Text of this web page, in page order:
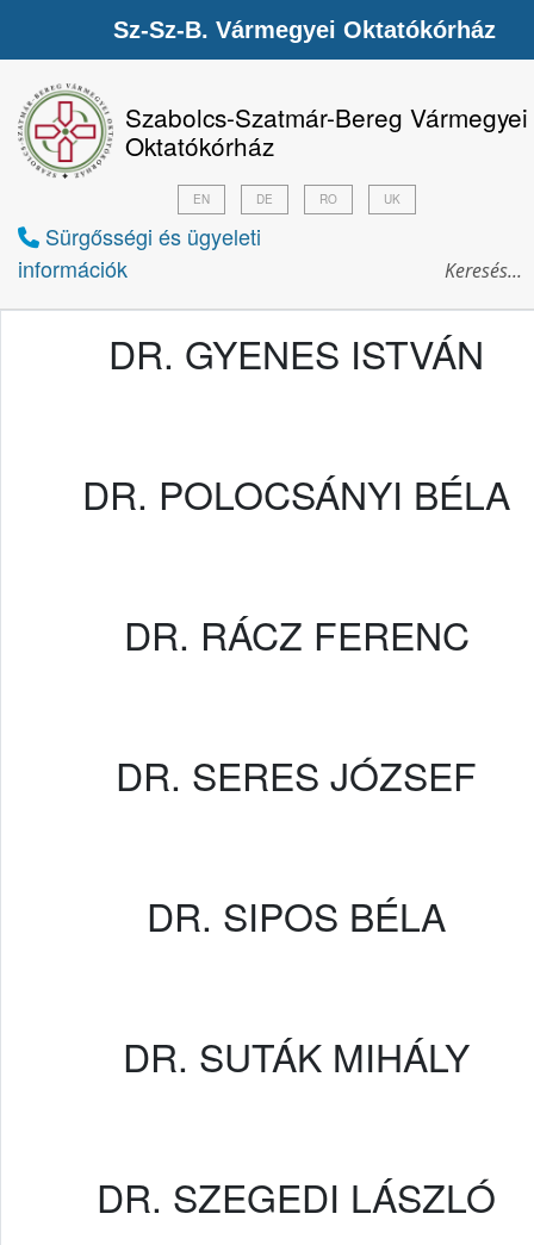
Szabolcs-Szatmár-Bereg Vármegyei
Oktatókórház
Sürgősségi és ügyeleti
információk
EN DE RO UK
DR. GYENES ISTVÁN
DR. POLOCSÁNYI BÉLA
DR. RÁCZ FERENC
DR. SERES JÓZSEF
DR. SIPOS BÉLA
DR. SUTÁK MIHÁLY
DR. SZEGEDI LÁSZLÓ
Sz-Sz-B. Vármegyei Oktatókórház